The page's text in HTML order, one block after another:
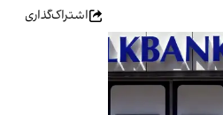
اشتراک‌گذاری